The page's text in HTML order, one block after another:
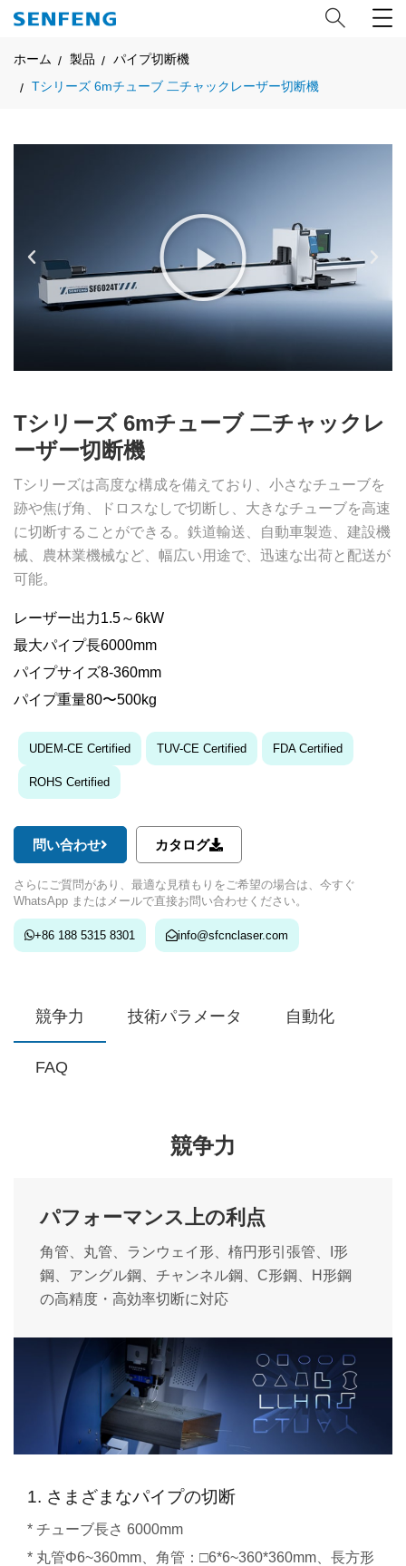
ホーム 製品
パイプ切断機
Tシリーズ 6mチューブ 二チャックレーザー切断機
Tシリーズ 6mチューブ 二チャックレ
ーザー切断機
Tシリーズは高度な構成を備えており、小さなチューブを
跡や焦げ角、ドロスなしで切断し、大きなチューブを高速
に切断することができる。鉄道輸送、自動車製造、建設機
械、農林業機械など、幅広い用途で、迅速な出荷と配送が
可能。
レーザー出力1.5～6kW
最大パイプ長6000mm
パイプサイズ8-360mm
パイプ重量80〜500kg
UDEM-CE Certified TUV-CE Certified FDA Certified
ROHS Certified
問い合わせ カタログ
さらにご質問があり、最適な見積もりをご希望の場合は、今すぐ
WhatsApp またはメールで直接お問い合わせください。
+86 188 5315 8301 info@sfcnclaser.com
競争力 技術パラメータ 自動化
FAQ
競争力
パフォーマンス上の利点
角管、丸管、ランウェイ形、楕円形引張管、I形
鋼、アングル鋼、チャンネル鋼、C形鋼、H形鋼
の高精度・高効率切断に対応
1. さまざまなパイプの切断
* チューブ長さ 6000mm
* 丸管Φ6~360mm、角管：□6*6~360*360mm、長方形